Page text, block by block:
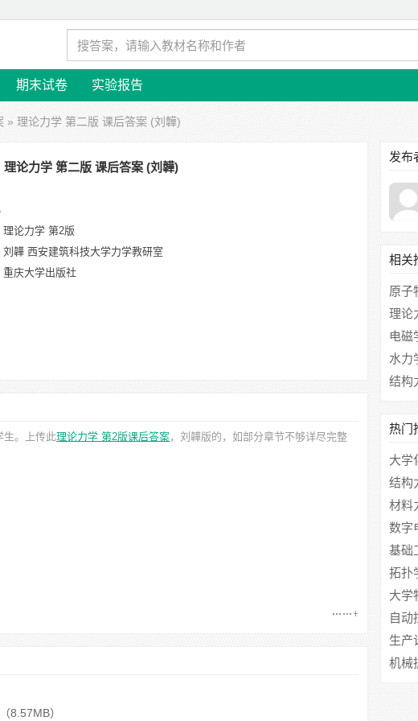
期末试卷 实验报告
» 理论力学 第二版 课后答案 (刘韡)
理论力学 第二版 课后答案 (刘韡)
理论力学 第2版
刘韡 西安建筑科技大学力学教研室
重庆大学出版社
生。上传此理论力学 第2版课后答案，刘韡版的，如部分章节不够详尽完整
（8.57MB）
发布
相关
原子
理论
电磁
水力
结构
热门
大学
结构
材料
数字
基础
拓扑
大学
自动
生产
机械